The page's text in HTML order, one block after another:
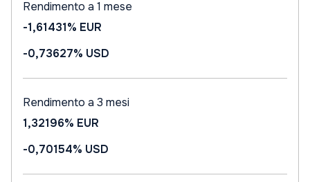
Rendimento a 1 mese
-1,61431% EUR
-0,73627% USD
Rendimento a 3 mesi
1,32196% EUR
-0,70154% USD